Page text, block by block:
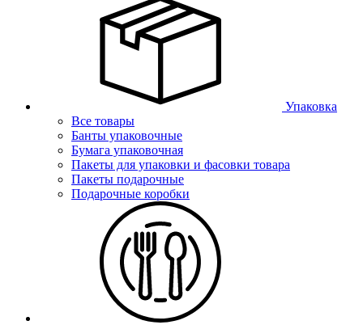
Упаковка
Все товары
Банты упаковочные
Бумага упаковочная
Пакеты для упаковки и фасовки товара
Пакеты подарочные
Подарочные коробки